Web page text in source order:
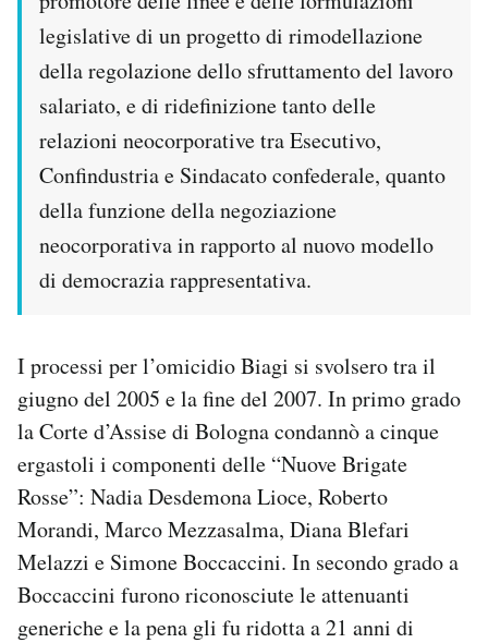
legislative di un progetto di rimodellazione
della regolazione dello sfruttamento del lavoro
salariato, e di ridefinizione tanto delle
relazioni neocorporative tra Esecutivo,
Confindustria e Sindacato confederale, quanto
della funzione della negoziazione
neocorporativa in rapporto al nuovo modello
di democrazia rappresentativa.
I processi per l’omicidio Biagi si svolsero tra il
giugno del 2005 e la fine del 2007. In primo grado
la Corte d’Assise di Bologna condannò a cinque
ergastoli i componenti delle “Nuove Brigate
Rosse”: Nadia Desdemona Lioce, Roberto
Morandi, Marco Mezzasalma, Diana Blefari
Melazzi e Simone Boccaccini. In secondo grado a
Boccaccini furono riconosciute le attenuanti
generiche e la pena gli fu ridotta a 21 anni di